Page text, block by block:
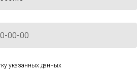
указанных данных